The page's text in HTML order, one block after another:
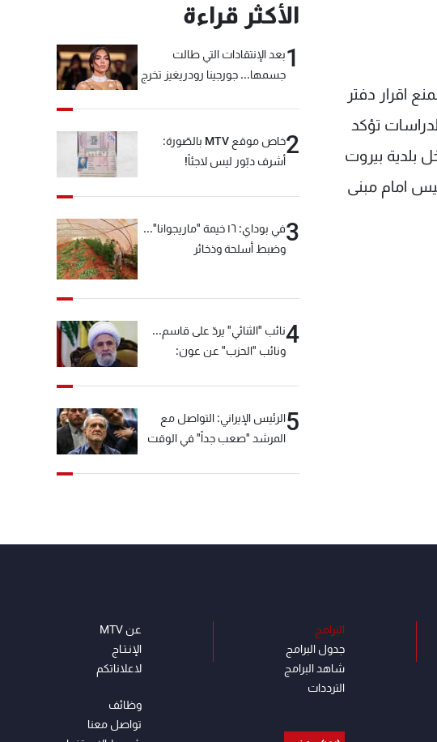
اقرار دفتر
تؤكد
الساعة ٤.٣٠ عصراً لاغلاق مداخل بلدية بيروت
امام مبنى
الأكثر قراءة
1بعد الإنتقادات التي طالت
جسمها... جورجينا رودريغيز تخرج
2
خاص موقع MTV بالصّورة:
أشرف دبّور ليس لاجئاً!
3
في بوداي: ١٦ خيمة "ماريجوانا"...
وضبط أسلحة وذخائر
4نائب "الثنائي" يردّ على قاسم...
ونائب "الحزب" عن عون:
5الرئيس الإيراني: التواصل مع
المرشد "صعب جداً" في الوقت
البرامج
جدول البرامج
شاهد البرامج
الترددات
عن MTV
الإنـتـاج
لاعلاناتكم
وظائف
تواصل معنا